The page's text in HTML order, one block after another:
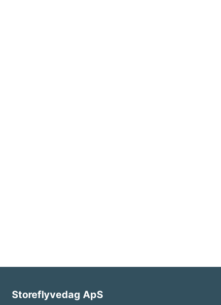
Storeflyvedag ApS